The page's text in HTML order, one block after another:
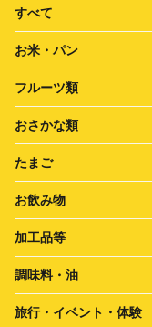
すべて
お米・パン
フルーツ類
おさかな類
たまご
お飲み物
加工品等
調味料・油
旅行・イベント・体験